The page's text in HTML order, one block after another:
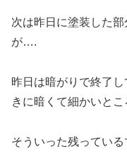
次は昨日に塗装した
が….
昨日は暗がりで終了
きに暗くて細かいとこ
そういった残っている